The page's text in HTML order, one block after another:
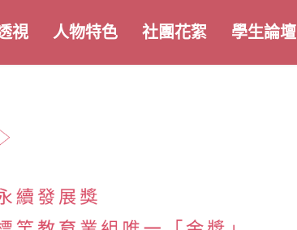
視 人物特色 社團花絮 學生論壇